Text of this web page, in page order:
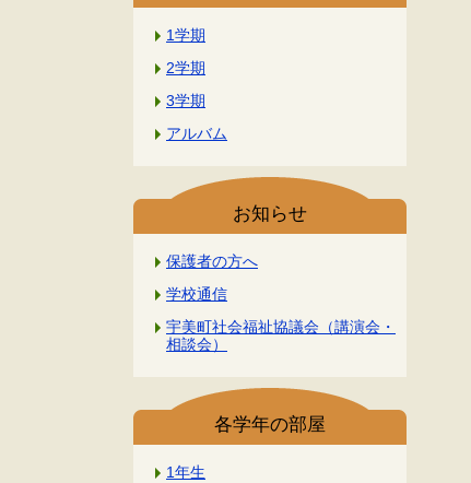
1学期
2学期
3学期
アルバム
お知らせ
保護者の方へ
学校通信
宇美町社会福祉協議会（講演会・
相談会）
各学年の部屋
1年生